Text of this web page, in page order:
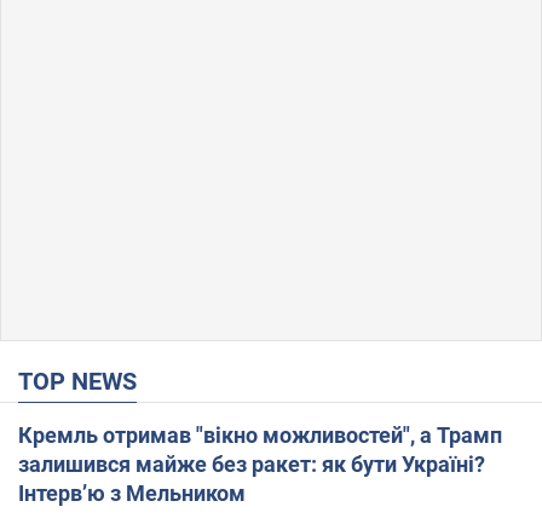
TOP NEWS
Кремль отримав "вікно можливостей", а Трамп
залишився майже без ракет: як бути Україні?
Інтерв’ю з Мельником